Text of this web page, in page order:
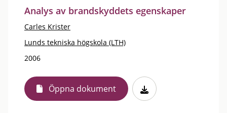
Analys av brandskyddets egenskaper
Carles Krister
Lunds tekniska högskola (LTH)
2006
Öppna dokument